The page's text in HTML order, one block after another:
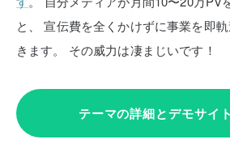
と、
宣伝費を全くかけずに事業を即
きます。
その威力は凄まじいです！
テーマの詳細とデモサイ